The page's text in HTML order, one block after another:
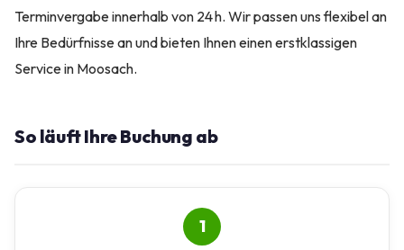
Terminvergabe innerhalb von 24 h. Wir passen uns flexibel an
Ihre Bedürfnisse an und bieten Ihnen einen erstklassigen
Service in Moosach.
So läuft Ihre Buchung ab
1